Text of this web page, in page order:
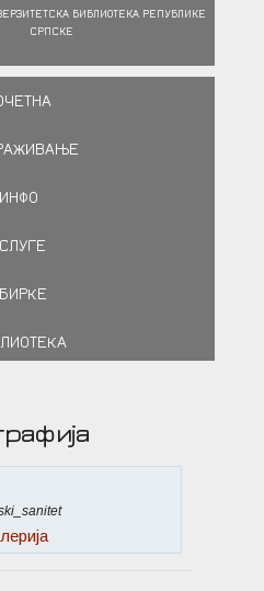
БИБЛИОТЕКА РЕПУБЛИКЕ
СРПСКЕ
ИНФО